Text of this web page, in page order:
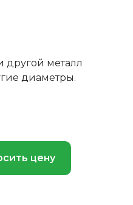
другой металл
диаметры.
цену